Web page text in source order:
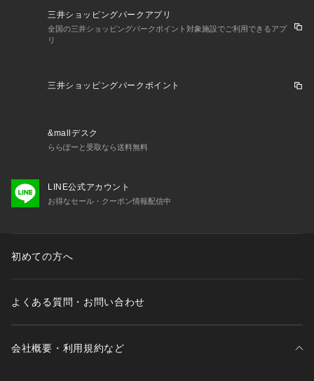
三井ショッピングパークアプリ
全国の三井ショッピングパークポイント対象施設でご利用できるアプ
リ
三井ショッピングパークポイント
&mallデスク
ららぽーと受取なら送料無料
LINE公式アカウント
お得なセール・クーポン情報配信中
初めての方へ
よくある質問・お問い合わせ
会社概要・利用規約など